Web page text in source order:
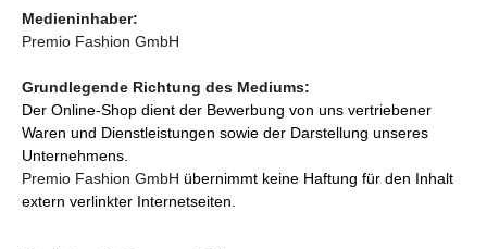
Medieninhaber:
Premio Fashion GmbH
Grundlegende Richtung des Mediums:
Der Online-Shop dient der Bewerbung von uns vertriebener
Waren und Dienstleistungen sowie der Darstellung unseres
Unternehmens.
Premio Fashion GmbH übernimmt keine Haftung für den Inhalt
extern verlinkter Internetseiten.